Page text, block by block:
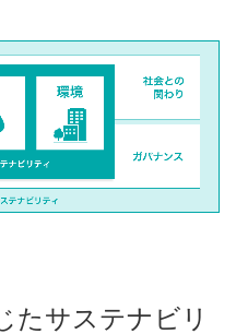
たサステナビリ